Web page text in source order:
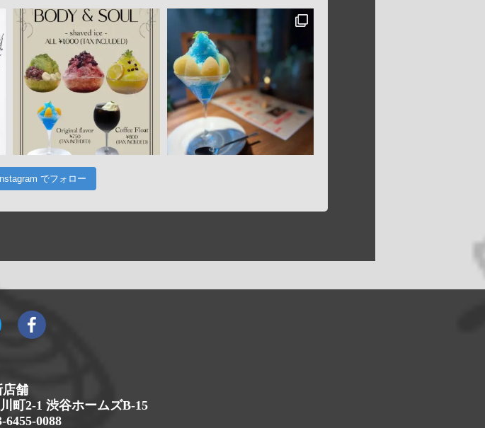
Instagram でフォロー
店舗
町2-1 渋谷ホームズB-15
6455-0088